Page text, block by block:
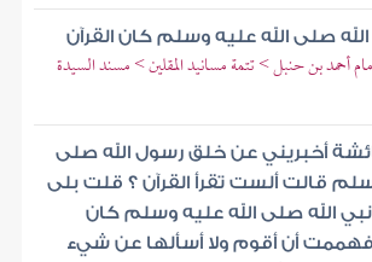
صلى الله عليه وسلم كان القرآن
أحمد بن حنبل > تتمة مسانيد المقلين > مسند السيدة
أخبريني عن خلق رسول الله صلى
قالت ألست تقرأ القرآن ؟ قلت بلى
الله صلى الله عليه وسلم كان
فهممت أن أقوم ولا أسألها عن شيء